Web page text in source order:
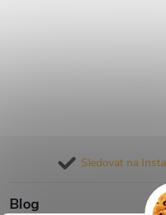
Sledovat na
Blog